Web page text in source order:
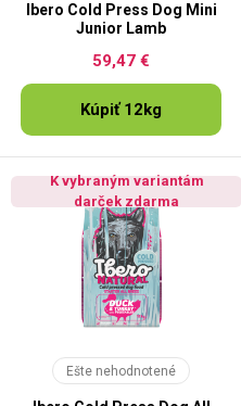
Ibero Cold Press Dog Mini
Junior Lamb
59,47 €
Kúpiť 12kg
K vybraným variantám
darček zdarma
Ešte nehodnotené